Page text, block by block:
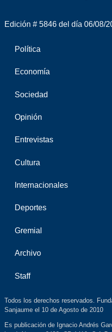
Edición # 5846 del día 06/08/
Política
Economía
Sociedad
Opinión
Entrevistas
Cultura
Internacionales
Deportes
Gremial
Archivo
Staff
Todos los derechos reservados.
Sanjaume el 10 de Agosto de 2010
Es publicación de Ignacio Andrés